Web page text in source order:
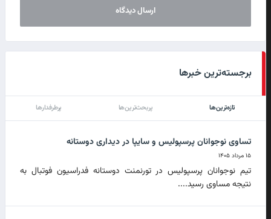
برجسته‌ترین خبرها
تازه‌ترین‌ها پربحث‌ترین‌ها پرطرفدارها
تساوی نوجوانان پرسپولیس و سایپا در دیداری دوستانه
۱۵ مرداد ۱۴۰۵
تیم نوجوانان پرسپولیس در تورنمنت دوستانه فدراسیون فوتبال به
نتیجه مساوی رسید....